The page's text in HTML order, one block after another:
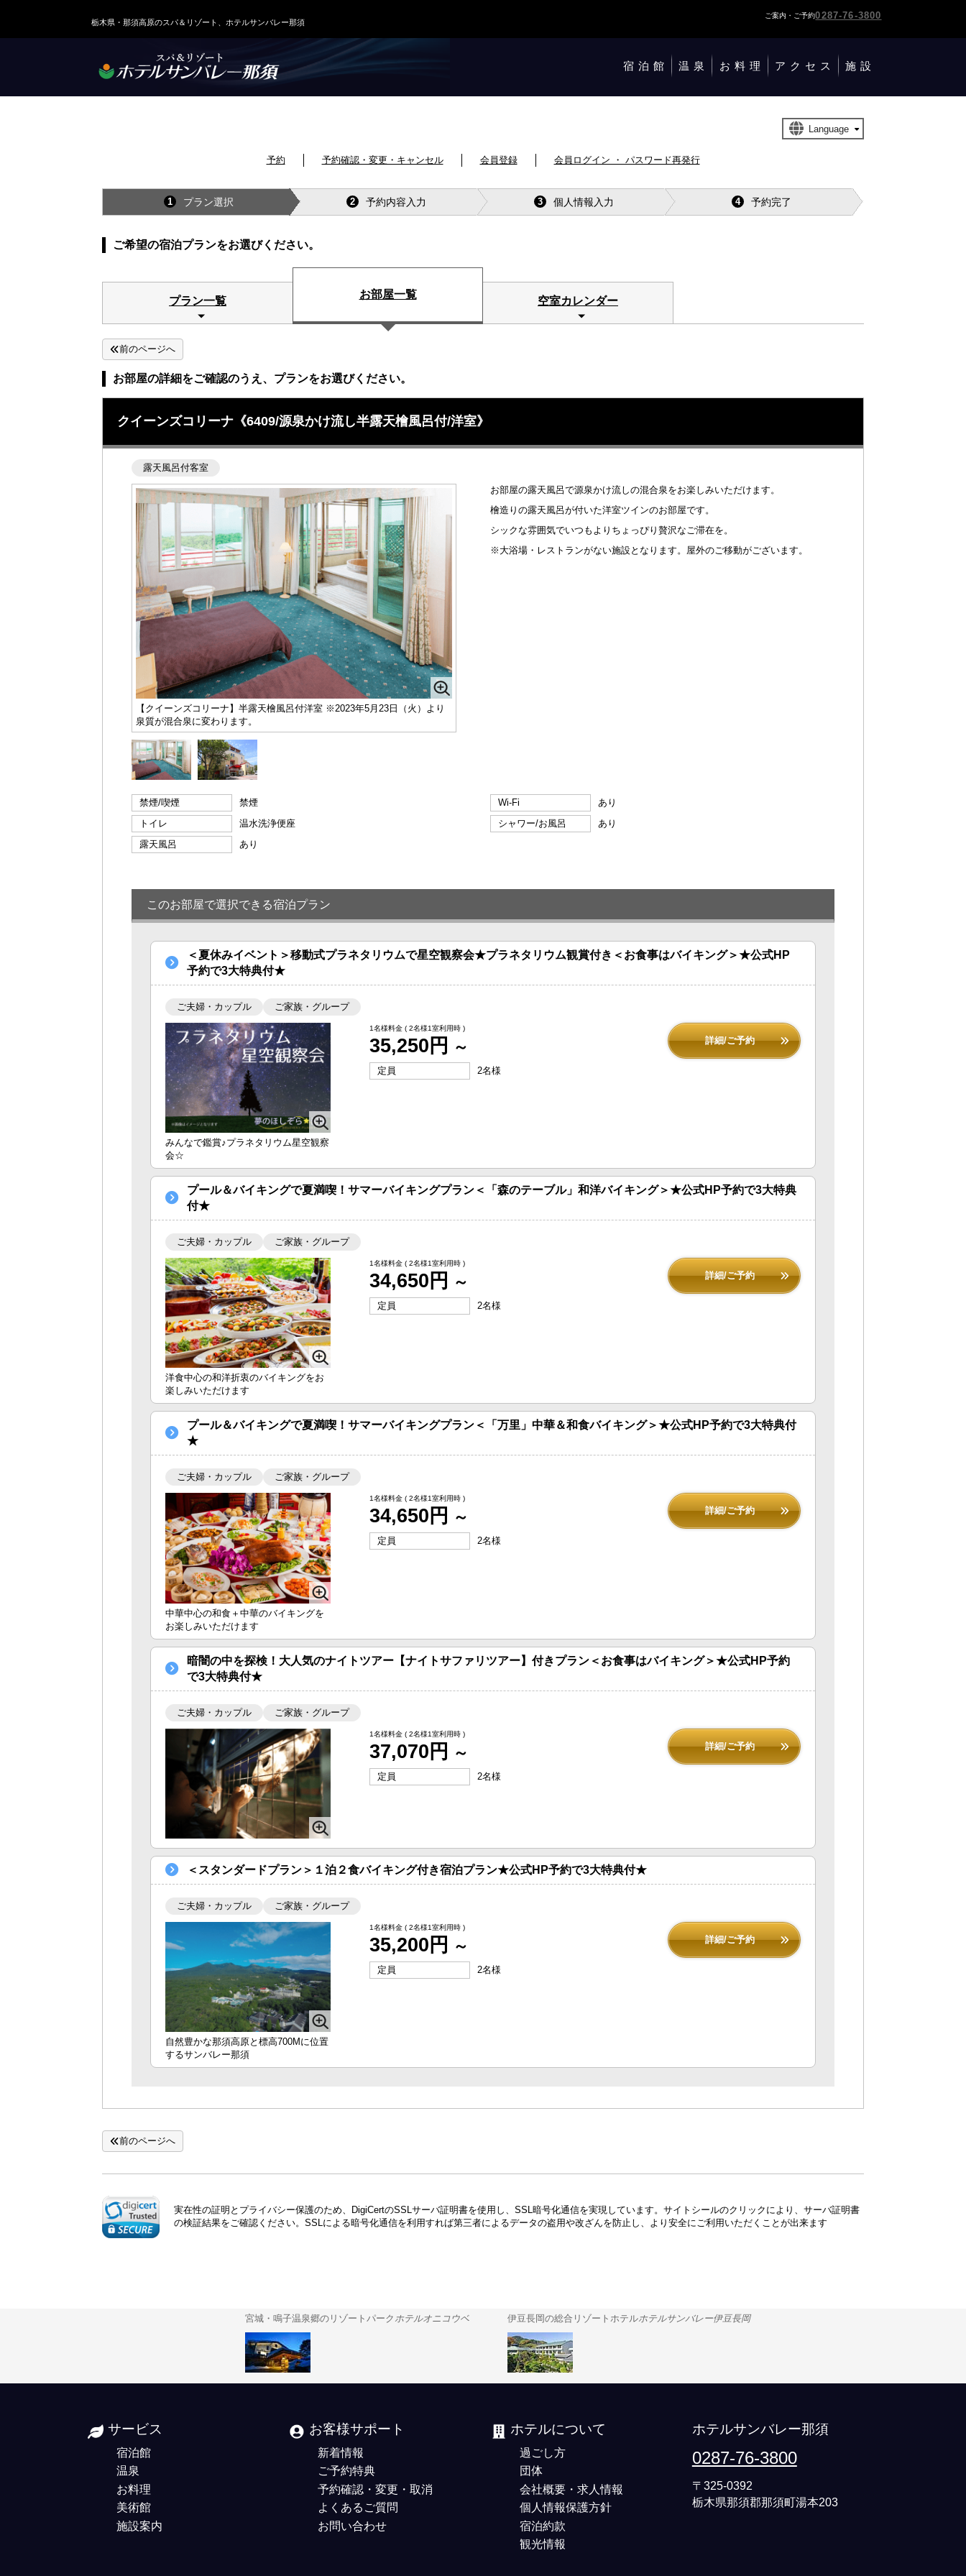
栃木県・那須高原のスパ＆リゾート、ホテルサンバレー那須
ご案内・ご予約0287-76-3800
宿泊館 温泉 お料理 アクセス 施設
予約 予約確認・変更・キャンセル 会員登録 会員ログイン ・ パスワード再発行
1 プラン選択 2 予約内容入力 3 個人情報入力 4 予約完了
ご希望の宿泊プランをお選びください。
プラン一覧
お部屋一覧
空室カレンダー
前のページへ
お部屋の詳細をご確認のうえ、プランをお選びください。
クイーンズコリーナ《6409/源泉かけ流し半露天檜風呂付/洋室》
露天風呂付客室
【クイーンズコリーナ】半露天檜風呂付洋室 ※2023年5月23日（火）より
泉質が混合泉に変わります。
お部屋の露天風呂で源泉かけ流しの混合泉をお楽しみいただけます。
檜造りの露天風呂が付いた洋室ツインのお部屋です。
シックな雰囲気でいつもよりちょっぴり贅沢なご滞在を。
※大浴場・レストランがない施設となります。屋外のご移動がございます。
禁煙/喫煙 禁煙 Wi-Fi
あり
トイレ
温水洗浄便座 シャワー/お風呂
あり
露天風呂
あり
このお部屋で選択できる宿泊プラン
＜夏休みイベント＞移動式プラネタリウムで星空観察会★プラネタリウム観賞付き＜お食事はバイキング＞★公式HP
予約で3大特典付★
ご夫婦・カップル ご家族・グループ
みんなで鑑賞♪プラネタリウム星空観察
会☆
1名様料金 ( 2名様1室利用時 )
35,250円 ～ 詳細/ご予約
定員 2名様
プール＆バイキングで夏満喫！サマーバイキングプラン＜「森のテーブル」和洋バイキング＞★公式HP予約で3大特典
付★
ご夫婦・カップル ご家族・グループ
洋食中心の和洋折衷のバイキングをお
楽しみいただけます
1名様料金 ( 2名様1室利用時 )
34,650円 ～ 詳細/ご予約
定員 2名様
プール＆バイキングで夏満喫！サマーバイキングプラン＜「万里」中華＆和食バイキング＞★公式HP予約で3大特典付
★
ご夫婦・カップル ご家族・グループ
中華中心の和食＋中華のバイキングを
お楽しみいただけます
1名様料金 ( 2名様1室利用時 )
34,650円 ～ 詳細/ご予約
定員 2名様
暗闇の中を探検！大人気のナイトツアー【ナイトサファリツアー】付きプラン＜お食事はバイキング＞★公式HP予約
で3大特典付★
ご夫婦・カップル ご家族・グループ
1名様料金 ( 2名様1室利用時 )
37,070円 ～ 詳細/ご予約
定員 2名様
＜スタンダードプラン＞１泊２食バイキング付き宿泊プラン★公式HP予約で3大特典付★
ご夫婦・カップル ご家族・グループ
自然豊かな那須高原と標高700Mに位置
するサンバレー那須
1名様料金 ( 2名様1室利用時 )
35,200円 ～ 詳細/ご予約
定員 2名様
前のページへ
実在性の証明とプライバシー保護のため、DigiCertのSSLサーバ証明書を使用し、SSL暗号化通信を実現しています。サイトシールのクリックにより、サーバ証明書
の検証結果をご確認ください。SSLによる暗号化通信を利用すれば第三者によるデータの盗用や改ざんを防止し、より安全にご利用いただくことが出来ます
宮城・鳴子温泉郷のリゾートパーク ホテルオニコウベ 伊豆長岡の総合リゾートホテルホテルサンバレー伊豆長岡
サービス
宿泊館
温泉
お料理
美術館
施設案内
お客様サポート
新着情報
ご予約特典
予約確認・変更・取消
よくあるご質問
お問い合わせ
ホテルについて
過ごし方
団体
会社概要・求人情報
個人情報保護方針
宿泊約款
観光情報
ホテルサンバレー那須
0287-76-3800
〒325-0392
栃木県那須郡那須町湯本203